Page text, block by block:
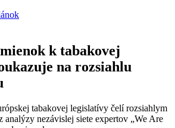
k tabakovej
na rozsiahlu
tabakovej legislatívy čelí rozsiahlym
nezávislej siete expertov „We Are